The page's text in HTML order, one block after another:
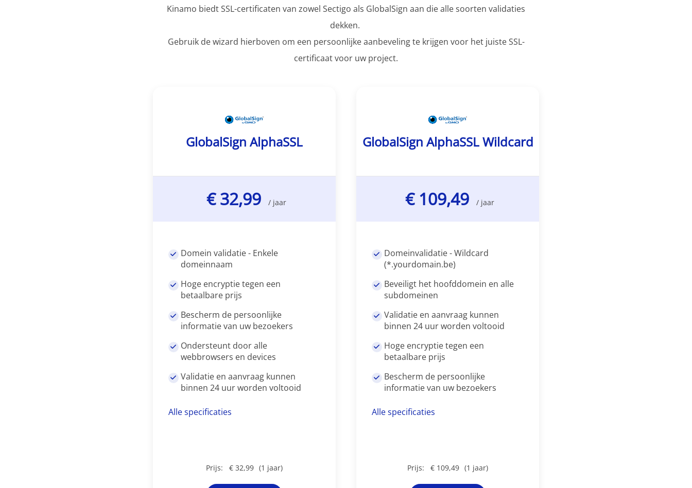
Kinamo biedt SSL-certificaten van zowel Sectigo als GlobalSign aan die alle soorten validaties
dekken.
Gebruik de wizard hierboven om een persoonlijke aanbeveling te krijgen voor het juiste SSL-
certificaat voor uw project.
GlobalSign AlphaSSL
€ 32,99 / jaar
Domein validatie - Enkele
domeinnaam
Hoge encryptie tegen een
betaalbare prijs
Bescherm de persoonlijke
informatie van uw bezoekers
Ondersteunt door alle
webbrowsers en devices
Validatie en aanvraag kunnen
binnen 24 uur worden voltooid
Alle specificaties
Prijs: € 32,99 (1 jaar)
GlobalSign AlphaSSL Wildcard
€ 109,49 / jaar
Domeinvalidatie - Wildcard
(*.yourdomain.be)
Beveiligt het hoofddomein en alle
subdomeinen
Validatie en aanvraag kunnen
binnen 24 uur worden voltooid
Hoge encryptie tegen een
betaalbare prijs
Bescherm de persoonlijke
informatie van uw bezoekers
Alle specificaties
Prijs: € 109,49 (1 jaar)